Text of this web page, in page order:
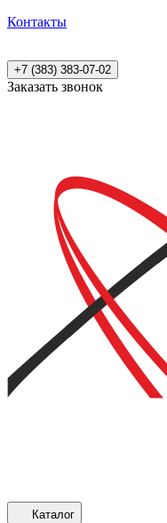
Контакты
+7 (383) 383-07-02
Заказать звонок
Каталог